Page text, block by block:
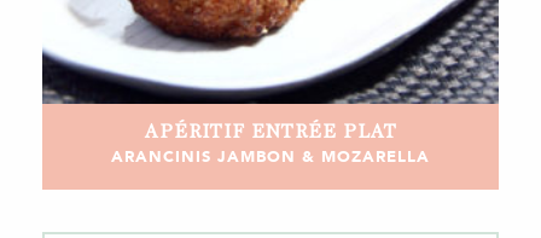
APÉRITIF ENTRÉE PLAT
ARANCINIS JAMBON & MOZARELLA